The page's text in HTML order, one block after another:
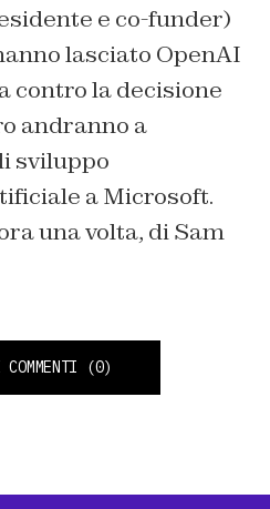
e co-funder)
lasciato OpenAI
contro la decisione
andranno a
sviluppo
a Microsoft.
una volta, di Sam
(0)